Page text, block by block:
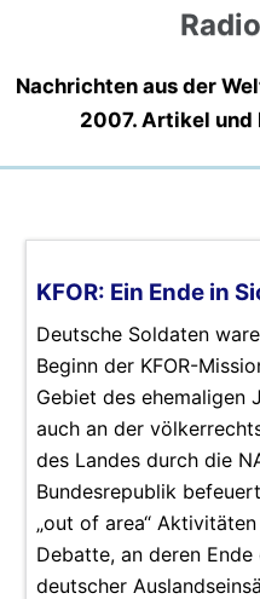
Nachrichten aus der
2007. Artikel und
KFOR: Ein Ende in
Deutsche Soldaten
Beginn der KFOR-
Gebiet des ehemaligen
auch an der
des Landes durch die
Bundesrepublik
„out of area“
Debatte, an deren
deutscher